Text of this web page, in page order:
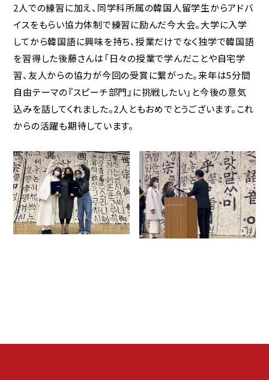
2人での練習に加え、同学科所属の韓国人留学生からアドバ
イスをもらい協力体制で練習に励んだ今大会。大学に入学
してから韓国語に興味を持ち、授業だけでなく独学で韓国語
を習得した後藤さんは「日々の授業で学んだことや自宅学
習、友人からの協力が今回の受賞に繋がった。来年は5分間
自由テーマの『スピーチ部門』に挑戦したい」と今後の意気
込みを話してくれました。2人ともおめでとうございます。これ
からの活躍も期待しています。